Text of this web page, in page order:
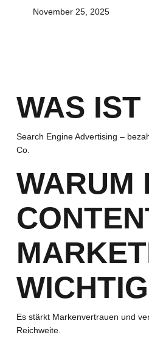
November 25, 2025
WAS
Search Engine Advertising –
Co.
WARUM
Es stärkt Markenvertrauen und
Reichweite.